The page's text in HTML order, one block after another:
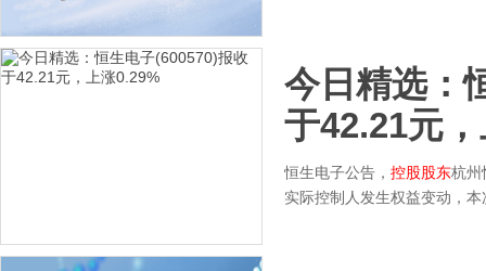
今日精选：
于42.21元
恒生电子公告， 控股股东杭州
实际控制人发生权益变动，